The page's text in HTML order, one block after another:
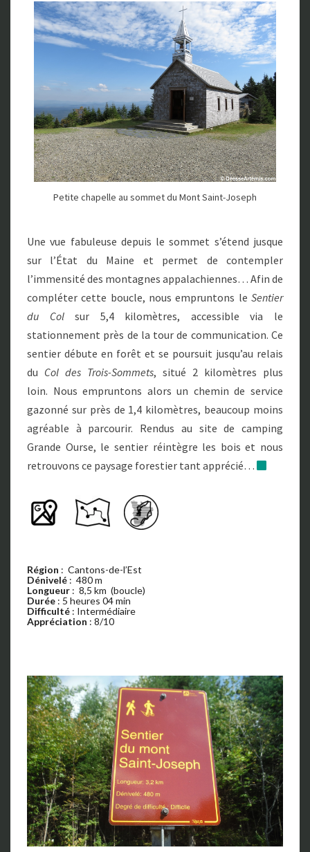
Petite chapelle au sommet du Mont Saint-Joseph
Une vue fabuleuse depuis le sommet s’étend jusque
sur l’État du Maine et permet de contempler
l’immensité des montagnes appalachiennes… Afin de
compléter cette boucle, nous empruntons le Sentier
du Colsur 5,4 kilomètres, accessible via le
stationnement près de la tour de communication. Ce
sentier débute en forêt et se poursuit jusqu’au relais
du Col des Trois-Sommets, situé 2 kilomètres plus
loin. Nous empruntons alors un chemin de service
gazonné sur près de 1,4 kilomètres, beaucoup moins
agréable à parcourir. Rendus au site de camping
Grande Ourse, le sentier réintègre les bois et nous
retrouvons ce paysage forestier tant apprécié…
Région : Cantons-de-l’Est
Dénivelé : 480 m
Longueur : 8,5 km (boucle)
Durée : 5 heures 04 min
Difficulté : Intermédiaire
Appréciation : 8/10